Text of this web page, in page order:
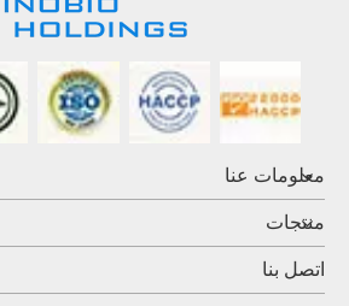
معلومات عنا
منتجات
اتصل بنا